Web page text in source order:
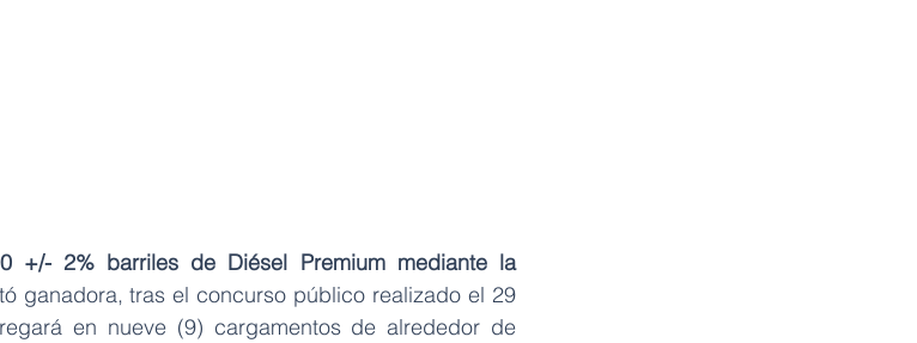
+/- 2% barriles de Diésel Premium mediante la
ganadora, tras el concurso público realizado el 29
en nueve (9) cargamentos de alrededor de